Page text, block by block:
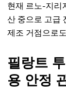
현재 르노-지리
산 중으로 고급
제조 거점으로
필랑트
용 안정